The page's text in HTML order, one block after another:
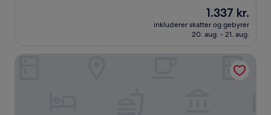
anmeldelser)
Prisen
er
1.337 kr.
1.337 kr.
inkluderer skatter og gebyrer
20. aug. - 21. aug.